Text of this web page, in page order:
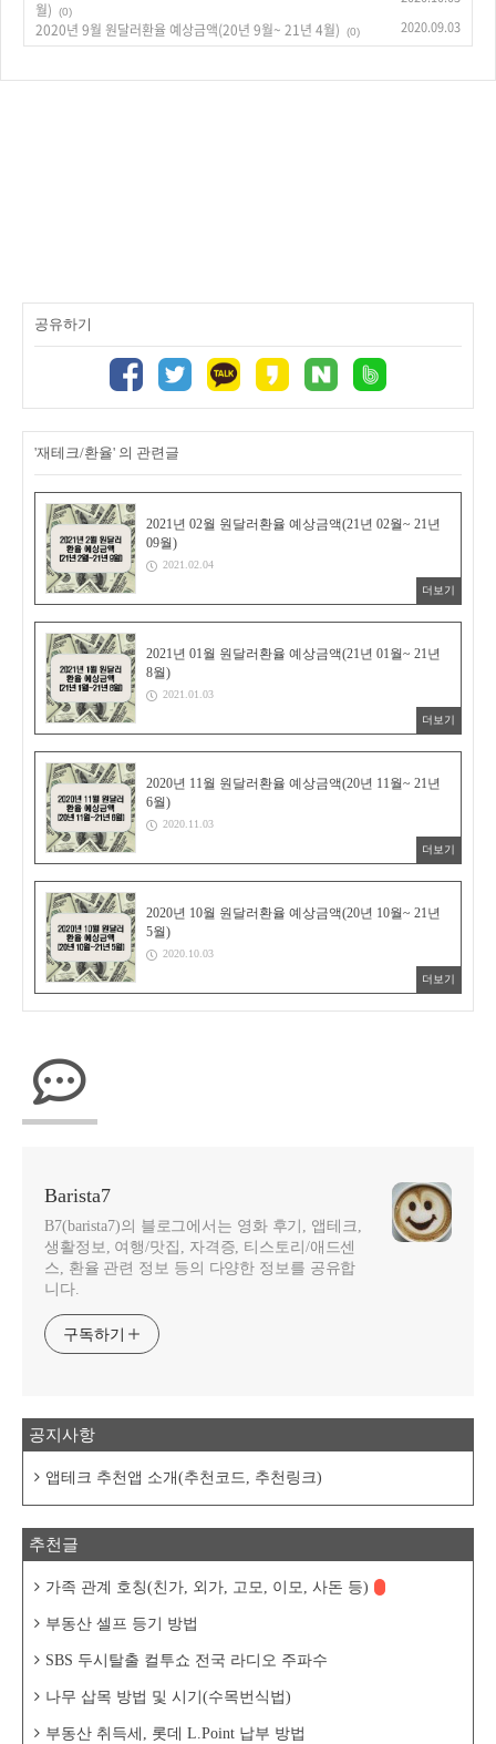
월)
(0)
2020년 9월 원달러환율 예상금액(20년 9월~ 21년 4월) (0) 2020.09.03
공유하기
'재테크/환율' 의 관련글
2021년 02월 원달러환율 예상금액(21년 02월~ 21년
09월)
2021.02.04
더보기
2021년 01월 원달러환율 예상금액(21년 01월~ 21년
8월)
2021.01.03
더보기
2020년 11월 원달러환율 예상금액(20년 11월~ 21년
6월)
2020.11.03
더보기
2020년 10월 원달러환율 예상금액(20년 10월~ 21년
5월)
2020.10.03
더보기
Barista7
B7(barista7)의 블로그에서는 영화 후기, 앱테크,
생활정보, 여행/맛집, 자격증, 티스토리/애드센
스, 환율 관련 정보 등의 다양한 정보를 공유합
니다.
구독하기
공지사항
앱테크 추천앱 소개(추천코드, 추천링크)
추천글
가족 관계 호칭(친가, 외가, 고모, 이모, 사돈 등)
부동산 셀프 등기 방법
SBS 두시탈출 컬투쇼 전국 라디오 주파수
나무 삽목 방법 및 시기(수목번식법)
부동산 취득세, 롯데 L.Point 납부 방법